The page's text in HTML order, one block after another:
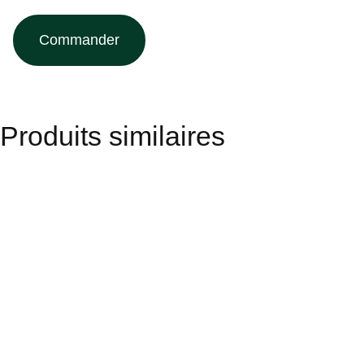
Commander
Produits similaires